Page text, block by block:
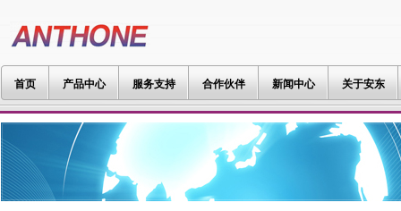
首页 产品中心 服务支持 合作伙伴 新闻中心 关于安东